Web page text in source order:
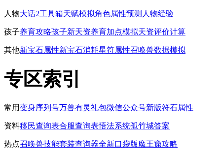
人物大话2工具箱天赋模拟角色属性预测 人物经验
孩子养育攻略孩子新天资养育加点模拟天资评价计算
其他新宝石属性新宝石消耗星符属性召唤兽数据模拟
专区索引
常用变身序列号万兽有灵礼包微信公众号新版符石属性
资料移民查询表合服查询表悟法系统孤竹城答案
热点召唤兽技能套装查询器全新口袋版魔王窟攻略